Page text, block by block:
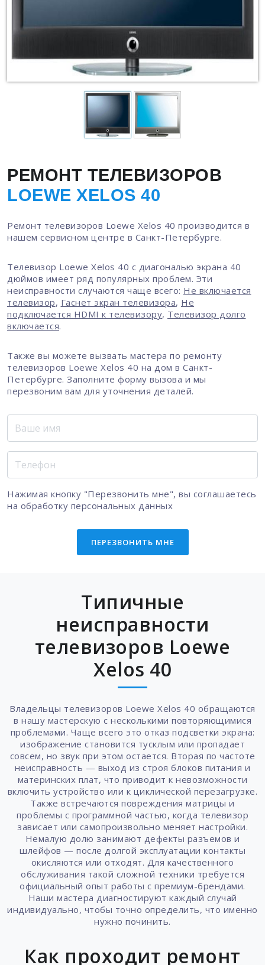
РЕМОНТ ТЕЛЕВИЗОРОВ
LOEWE XELOS 40
Ремонт телевизоров Loewe Xelos 40 производится в
нашем сервисном центре в Санкт-Петербурге.
Телевизор Loewe Xelos 40 с диагональю экрана 40
дюймов имеет ряд популярных проблем. Эти
неисправности случаются чаще всего: Не включается
телевизор, Гаснет экран телевизора, Не
подключается HDMI к телевизору, Телевизор долго
включается.
Также вы можете вызвать мастера по ремонту
телевизоров Loewe Xelos 40 на дом в Санкт-
Петербурге. Заполните форму вызова и мы
перезвоним вам для уточнения деталей.
Нажимая кнопку "Перезвонить мне", вы соглашаетесь
на обработку персональных данных
ПЕРЕЗВОНИТЬ МНЕ
Типичные
неисправности
телевизоров Loewe
Xelos 40
Владельцы телевизоров Loewe Xelos 40 обращаются
в нашу мастерскую с несколькими повторяющимися
проблемами. Чаще всего это отказ подсветки экрана:
изображение становится тусклым или пропадает
совсем, но звук при этом остается. Вторая по частоте
неисправность — выход из строя блоков питания и
материнских плат, что приводит к невозможности
включить устройство или к циклической перезагрузке.
Также встречаются повреждения матрицы и
проблемы с программной частью, когда телевизор
зависает или самопроизвольно меняет настройки.
Немалую долю занимают дефекты разъемов и
шлейфов — после долгой эксплуатации контакты
окисляются или отходят. Для качественного
обслуживания такой сложной техники требуется
официальный опыт работы с премиум-брендами.
Наши мастера диагностируют каждый случай
индивидуально, чтобы точно определить, что именно
нужно починить.
Как проходит ремонт